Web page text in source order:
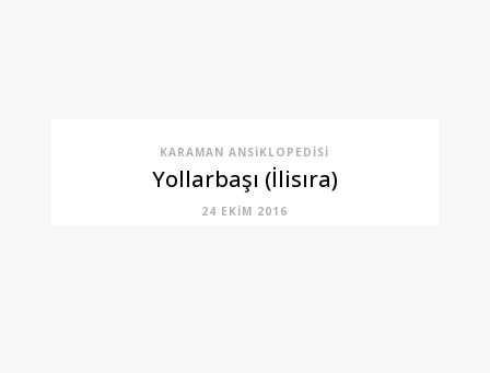
KARAMAN ANSIKLOPEDISI
Yollarbaşı (İlisıra)
24 EKIM 2016